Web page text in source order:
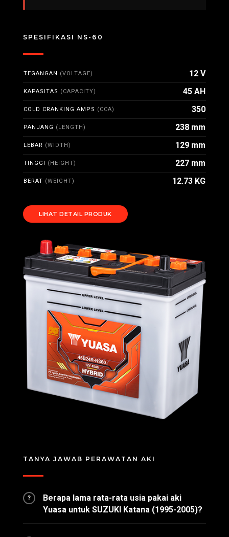
SPESIFIKASI NS-60
TEGANGAN (VOLTAGE) 12 V
KAPASITAS (CAPACITY) 45 AH
COLD CRANKING AMPS (CCA) 350
PANJANG (LENGTH) 238 mm
LEBAR (WIDTH) 129 mm
TINGGI (HEIGHT) 227 mm
BERAT (WEIGHT) 12.73 KG
LIHAT DETAIL PRODUK
TANYA JAWAB PERAWATAN AKI
?
Berapa lama rata-rata usia pakai aki
Yuasa untuk SUZUKI Katana (1995-2005)?